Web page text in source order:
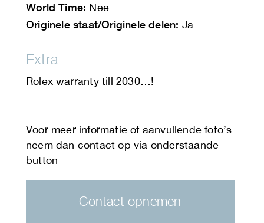
World Time: Nee
Originele staat/Originele delen: Ja
Extra
Rolex warranty till 2030…!
Contact opnemen